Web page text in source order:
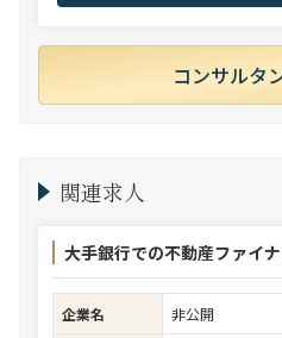
コンサルタ
関連求人
大手銀行での不動産ファイ
企業名
非公開